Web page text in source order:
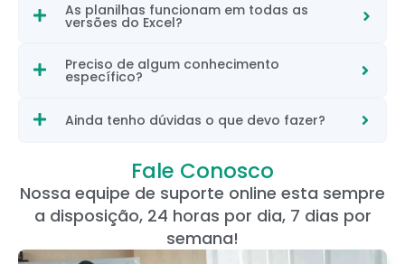
As planilhas funcionam em todas as
versões do Excel?
Preciso de algum conhecimento
específico?
Ainda tenho dúvidas o que devo fazer?
Fale Conosco
Nossa equipe de suporte online esta sempre
a disposição, 24 horas por dia, 7 dias por
semana!